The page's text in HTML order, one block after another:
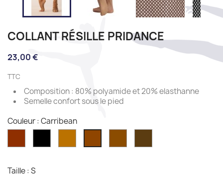
COLLANT RÉSILLE PRIDANCE
23,00 €
TTC
Composition : 80% polyamide et 20% elasthanne
Semelle confort sous le pied
Couleur : Carribean
Taille : S